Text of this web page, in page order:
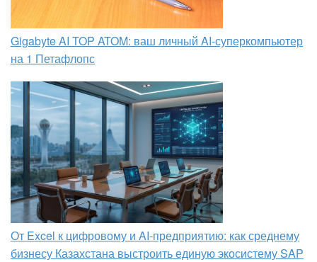
Gigabyte AI TOP ATOM: ваш личный AI-суперкомпьютер
на 1 Петафлопс
От Excel к цифровому и AI‑предприятию: как среднему
бизнесу Казахстана выстроить единую экосистему SAP